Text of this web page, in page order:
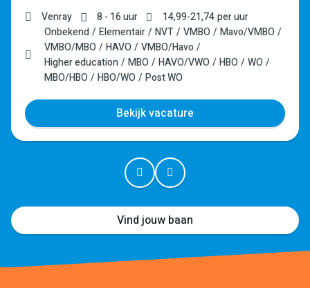
Venray 8 - 16 uur 14,99-21,74per uur
Onbekend
Elementair NVT VMBO
Mavo/VMBO
VMBO/MBO
HAVO
VMBO/Havo
Higher education
MBO HAVO/VWO HBO
WO
MBO/HBO
HBO/WO Post WO
Bekijk vacature
Vind jouw baan